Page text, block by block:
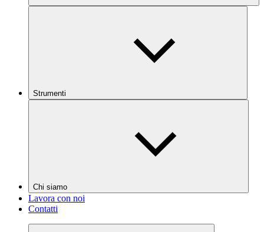
Strumenti
Chi siamo
Lavora con noi
Contatti